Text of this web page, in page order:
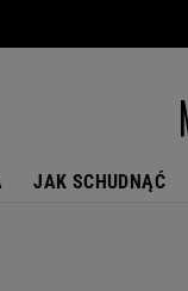
JAK SCHUDNĄĆ